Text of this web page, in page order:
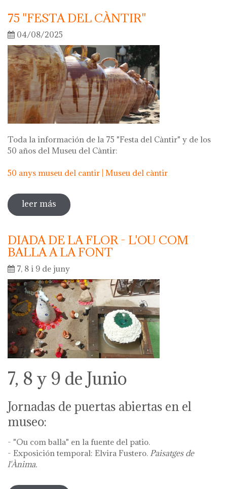
75 "FESTA DEL CÀNTIR"
04/08/2025
Toda la información de la 75 "Festa del Càntir" y de los
50 años del Museu del Càntir:
50 anys museu del cantir | Museu del càntir
leer más sobre 75 "festa del càntir"
DIADA DE LA FLOR - L'OU COM
BALLA A LA FONT
7, 8 i 9 de juny
7, 8 y 9 de Junio
Jornadas de puertas abiertas en el
museo:
- "Ou com balla" en la fuente del patio.
- Exposición temporal: Elvira Fustero. Paisatges de
l'Ànima.